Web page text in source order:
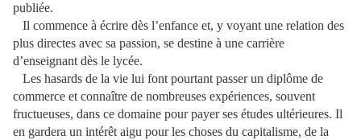
publiée.
Il commence à écrire dès l’enfance et, y voyant une relation des
plus directes avec sa passion, se destine à une carrière
d’enseignant dès le lycée.
Les hasards de la vie lui font pourtant passer un diplôme de
commerce et connaître de nombreuses expériences, souvent
fructueuses, dans ce domaine pour payer ses études ultérieures. Il
en gardera un intérêt aigu pour les choses du capitalisme, de la